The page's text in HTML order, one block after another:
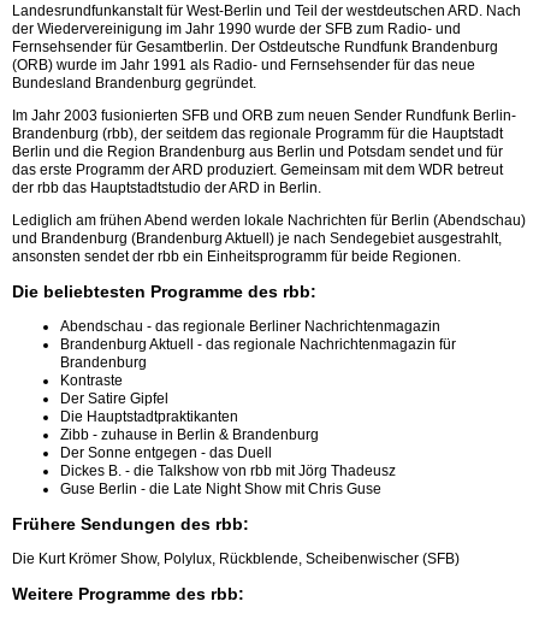
Landesrundfunkanstalt für West-Berlin und Teil der westdeutschen ARD. Nach
der Wiedervereinigung im Jahr 1990 wurde der SFB zum Radio- und
Fernsehsender für Gesamtberlin. Der Ostdeutsche Rundfunk Brandenburg
(ORB) wurde im Jahr 1991 als Radio- und Fernsehsender für das neue
Bundesland Brandenburg gegründet.
Im Jahr 2003 fusionierten SFB und ORB zum neuen Sender Rundfunk Berlin-
Brandenburg (rbb), der seitdem das regionale Programm für die Hauptstadt
Berlin und die Region Brandenburg aus Berlin und Potsdam sendet und für
das erste Programm der ARD produziert. Gemeinsam mit dem WDR betreut
der rbb das Hauptstadtstudio der ARD in Berlin.
Lediglich am frühen Abend werden lokale Nachrichten für Berlin (Abendschau)
und Brandenburg (Brandenburg Aktuell) je nach Sendegebiet ausgestrahlt,
ansonsten sendet der rbb ein Einheitsprogramm für beide Regionen.
Die beliebtesten Programme des rbb:
Abendschau - das regionale Berliner Nachrichtenmagazin
Brandenburg Aktuell - das regionale Nachrichtenmagazin für
Brandenburg
Kontraste
Der Satire Gipfel
Die Hauptstadtpraktikanten
Zibb - zuhause in Berlin & Brandenburg
Der Sonne entgegen - das Duell
Dickes B. - die Talkshow von rbb mit Jörg Thadeusz
Guse Berlin - die Late Night Show mit Chris Guse
Frühere Sendungen des rbb:
Die Kurt Krömer Show, Polylux, Rückblende, Scheibenwischer (SFB)
Weitere Programme des rbb: